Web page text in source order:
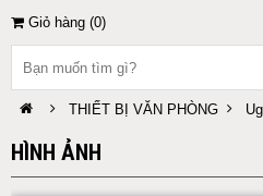
Giỏ hàng (0)
THIẾT BỊ VĂN PHÒNG
HÌNH ẢNH